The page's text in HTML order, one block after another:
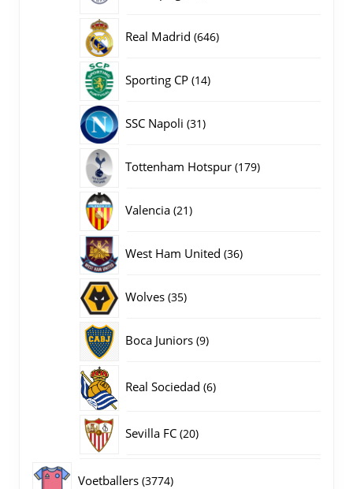
Real Madrid 646646
Sporting CP 1414
SSC Napoli 3131
Tottenham Hotspur 179179
Valencia 2121
West Ham United 3636
Wolves 3535
Boca Juniors 99
Real Sociedad 66
Sevilla FC 2020
Voetballers 37743774